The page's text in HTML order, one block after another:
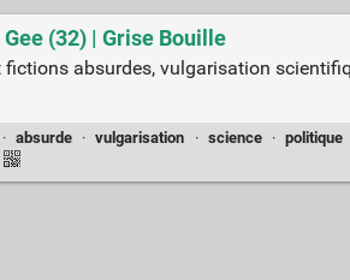
(32) | Grise Bouille
absurdes, vulgarisation
· absurde · vulgarisation · science · politique